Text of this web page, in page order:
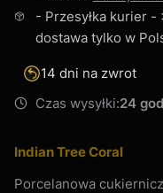
- Przesyłka kurier -
dostawa tylko w
14 dni na zwrot
Czas wysyłki:24
Indian Tree Coral
Porcelanowa